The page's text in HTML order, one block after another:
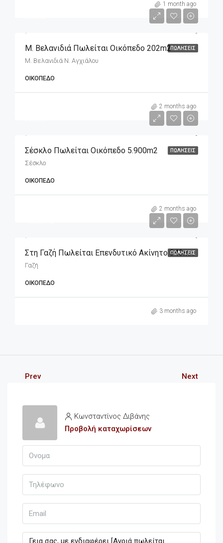
1 month ago
ΠΩΛΉΣΕΙΣ
Μ. Βελανιδιά Πωλείται Οικόπεδο 202m2
Μ. Βελανιδιά Ν. Αγχιάλου
ΟΙΚΌΠΕΔΟ
2 months ago
ΠΩΛΉΣΕΙΣ
Σέσκλο Πωλείται Οικόπεδο 5.900m2
Σέσκλο
ΟΙΚΌΠΕΔΟ
2 months ago
ΠΩΛΉΣΕΙΣ
Στη Γαζή Πωλείται Επενδυτικό Ακίνητο 343m2 (οικόπεδο), Διαμπερές
Γαζή
ΟΙΚΌΠΕΔΟ
3 months ago
Prev Next
Κωνσταντίνος Διβάνης
Προβολή καταχωρίσεων